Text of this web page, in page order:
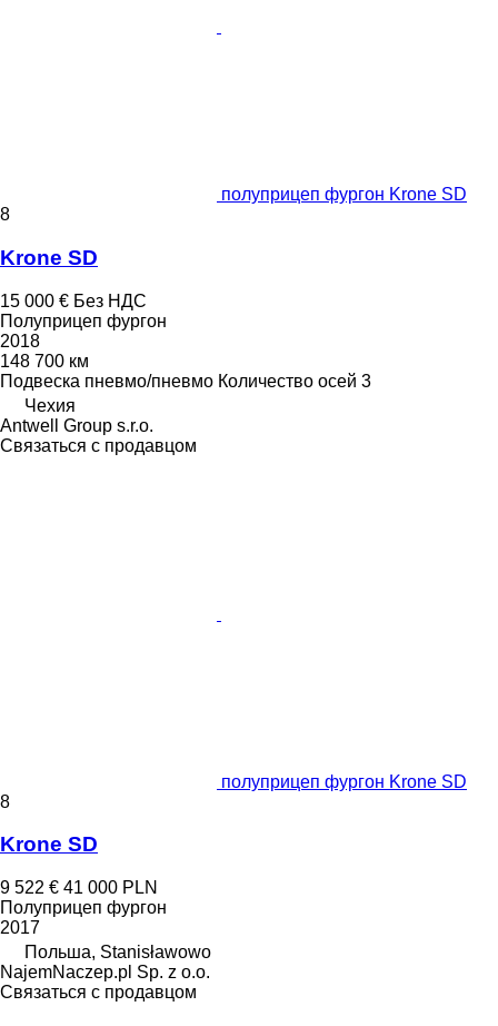
полуприцеп фургон Krone SD
8
Krone SD
15 000 € Без НДС
Полуприцеп фургон
2018
148 700 км
Подвеска пневмо/пневмо Количество осей 3
Чехия
Antwell Group s.r.o.
Связаться с продавцом
полуприцеп фургон Krone SD
8
Krone SD
9 522 € 41 000 PLN
Полуприцеп фургон
2017
Польша, Stanisławowo
NajemNaczep.pl Sp. z o.o.
Связаться с продавцом